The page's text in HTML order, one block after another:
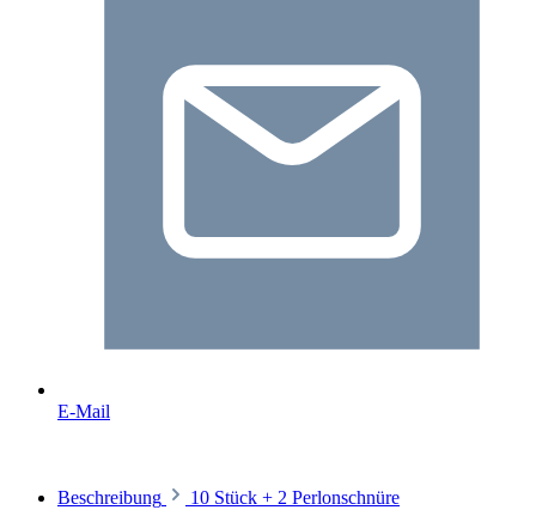
E-Mail
Beschreibung 10 Stück + 2 Perlonschnüre